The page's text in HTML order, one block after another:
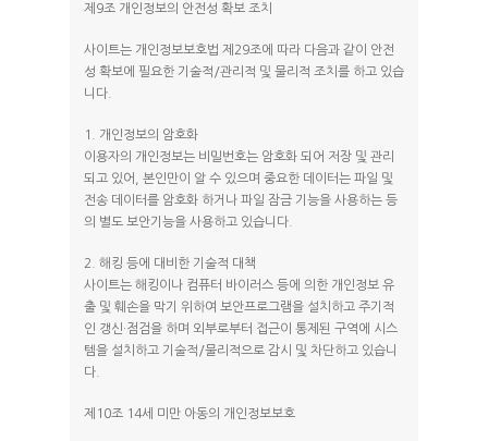
제9조 개인정보의 안전성 확보 조치
사이트는 개인정보보호법 제29조에 따라 다음과 같이 안전
성 확보에 필요한 기술적/관리적 및 물리적 조치를 하고 있습
니다.
1. 개인정보의 암호화
이용자의 개인정보는 비밀번호는 암호화 되어 저장 및 관리
되고 있어, 본인만이 알 수 있으며 중요한 데이터는 파일 및
전송 데이터를 암호화 하거나 파일 잠금 기능을 사용하는 등
의 별도 보안기능을 사용하고 있습니다.
2. 해킹 등에 대비한 기술적 대책
사이트는 해킹이나 컴퓨터 바이러스 등에 의한 개인정보 유
출 및 훼손을 막기 위하여 보안프로그램을 설치하고 주기적
인 갱신·점검을 하며 외부로부터 접근이 통제된 구역에 시스
템을 설치하고 기술적/물리적으로 감시 및 차단하고 있습니
다.
제10조 14세 미만 아동의 개인정보보호